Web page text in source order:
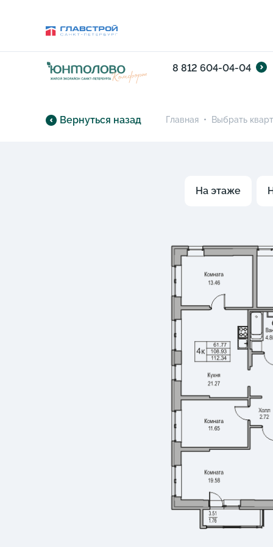
8 812 604-04-04
Вернуться назад Главная • Выбрать
На этаже